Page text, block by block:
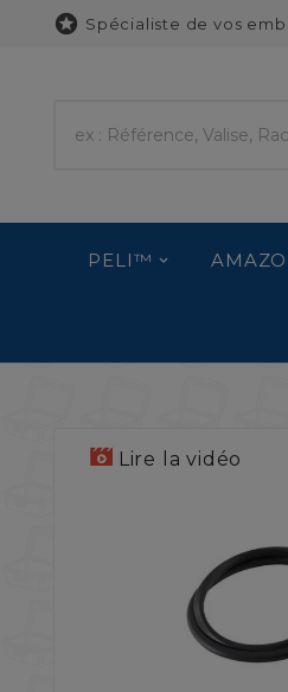
 Spécialiste de vos
PELI™
Lire la vidéo